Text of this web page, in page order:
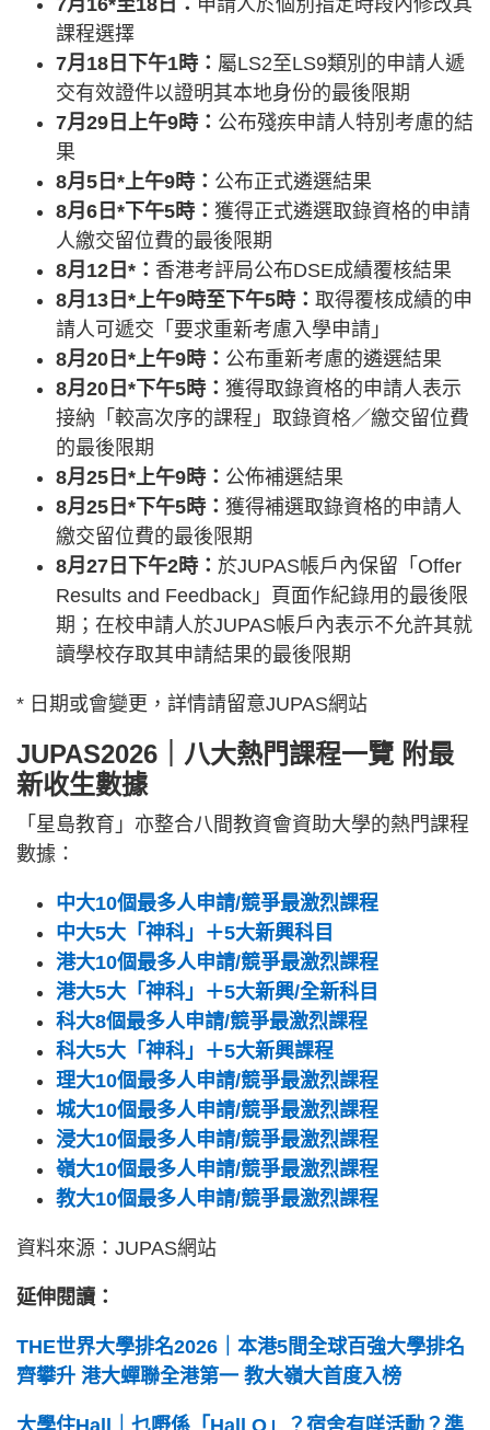
7月16*至18日： 申請人於個別指定時段內修改其
課程選擇
7月18日下午1時： 屬LS2至LS9類別的申請人遞
交有效證件以證明其本地身份的最後限期
7月29日上午9時： 公布殘疾申請人特別考慮的結
果
8月5日*上午9時： 公布正式遴選結果
8月6日*下午5時： 獲得正式遴選取錄資格的申請
人繳交留位費的最後限期
8月12日*： 香港考評局公布DSE成績覆核結果
8月13日*上午9時至下午5時： 取得覆核成績的申
請人可遞交「要求重新考慮入學申請」
8月20日*上午9時： 公布重新考慮的遴選結果
8月20日*下午5時： 獲得取錄資格的申請人表示
接納「較高次序的課程」取錄資格／繳交留位費
的最後限期
8月25日*上午9時： 公佈補選結果
8月25日*下午5時： 獲得補選取錄資格的申請人
繳交留位費的最後限期
8月27日下午2時： 於JUPAS帳戶內保留「Offer
Results and Feedback」頁面作紀錄用的最後限
期；在校申請人於JUPAS帳戶內表示不允許其就
讀學校存取其申請結果的最後限期
* 日期或會變更，詳情請留意JUPAS網站
JUPAS2026｜八大熱門課程一覽 附最
新收生數據
「星島教育」亦整合八間教資會資助大學的熱門課程
數據：
中大10個最多人申請/競爭最激烈課程
中大5大「神科」＋5大新興科目
港大10個最多人申請/競爭最激烈課程
港大5大「神科」＋5大新興/全新科目
科大8個最多人申請/競爭最激烈課程
科大5大「神科」＋5大新興課程
理大10個最多人申請/競爭最激烈課程
城大10個最多人申請/競爭最激烈課程
浸大10個最多人申請/競爭最激烈課程
嶺大10個最多人申請/競爭最激烈課程
教大10個最多人申請/競爭最激烈課程
資料來源：JUPAS網站
延伸閱讀：
THE世界大學排名2026｜本港5間全球百強大學排名
齊攀升 港大蟬聯全港第一 教大嶺大首度入榜